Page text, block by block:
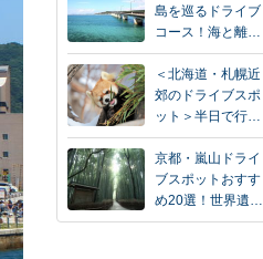
島を巡るドライブ
コース！海と離…
＜北海道・札幌近
郊のドライブスポ
ット＞半日で行…
京都・嵐山ドライ
ブスポットおすす
め20選！世界遺…